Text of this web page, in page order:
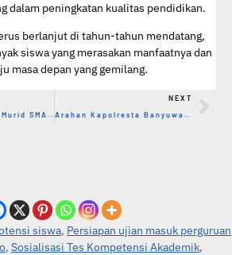
dalam peningkatan kualitas pendidikan.
berlanjut di tahun-tahun mendatang,
siswa yang merasakan manfaatnya dan
masa depan yang gemilang.
Kegiatan GTK dan Murid SMAN 1 Tegaldlimo 4 September 2025
NEXT
Arahan Kapolresta Banyuwangi dalam Apel Serentak Pembinaan Pelajar Kabupaten Banyuwangi
siswa, Persiapan ujian masuk perguruan
, Sosialisasi Tes Kompetensi Akademik,